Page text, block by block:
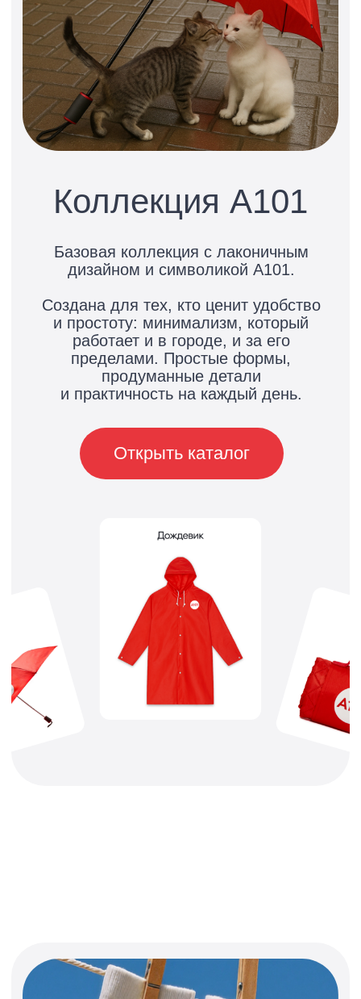
Коллекция аксессуаров
из переработанных материалов: сумки,
кардхолдеры, косметички и ключницы.
А101 и экологичный подход к каждому
изделию. Практичные вещи для тех, кто
выбирает стиль и осознанность
Экомерч А101
Открыть каталог